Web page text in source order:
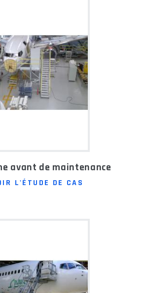
avant de maintenance
L'ÉTUDE DE CAS